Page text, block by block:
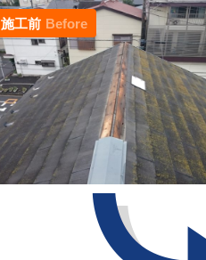
施工前 Before